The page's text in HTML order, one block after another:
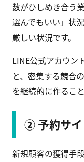
数がひしめき合う
選んでもいい」状
厳しい状況です。
LINE公式アカウン
と、密集する競合
を継続的に作るこ
② 予約サイ
新規顧客の獲得手